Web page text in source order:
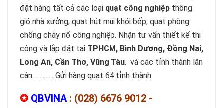
đặt hàng tất cả các loại quạt công nghiệp thông
gió nhà xưởng, quạt hút mùi khói bếp, quạt phòng
chống cháy nổ công nghiệp. Nhận tư vấn thiết kế thi
công và lắp đặt tại TPHCM, Bình Dương, Đồng Nai,
Long An, Cần Thơ, Vũng Tàu. và các tỉnh thành lân
cận.............. Gửi hàng quạt 64 tỉnh thành.
✪ QBVINA : (028) 6676 9012 -